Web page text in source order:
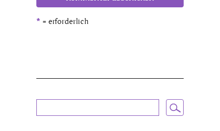
Alternative:
* = erforderlich